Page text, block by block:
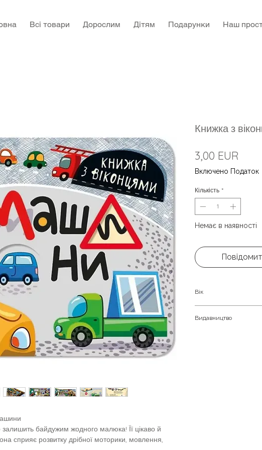
Всі товари Дорослим Дітям Подарунки Наш
байдужим жодного малюка! Її цікаво й
сприяє розвитку дрібної моторики, мовлення,
Книжка з
3,00 EUR
Включено Податок
Кількість *
Немає в наявності
Вік
Видавництво